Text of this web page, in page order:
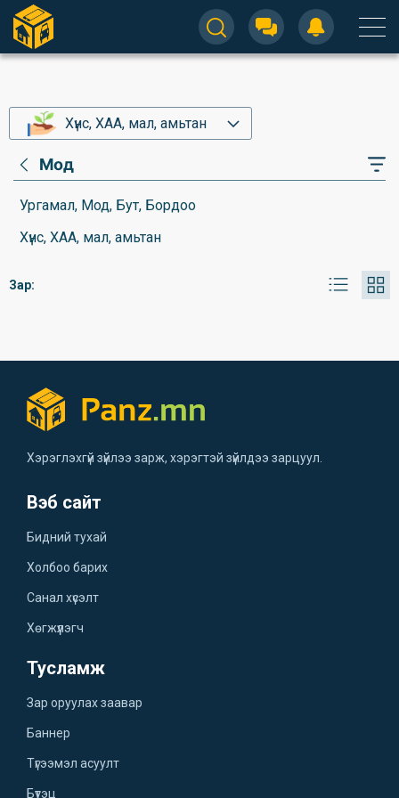
Хүнс, ХАА, мал, амьтан
Мод
Ургамал, Мод, Бут, Бордоо
Хүнс, ХАА, мал, амьтан
Зар:
Хэрэглэхгүй зүйлээ зарж, хэрэгтэй зүйлдээ зарцуул.
Вэб сайт
Бидний тухай
Холбоо барих
Санал хүсэлт
Хөгжүүлэгч
Тусламж
Зар оруулах заавар
Баннер
Түгээмэл асуулт
Бүтэц